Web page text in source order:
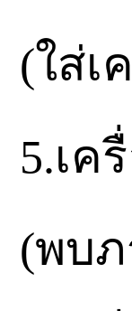
(ใส่เ
5.เค
(พบภ